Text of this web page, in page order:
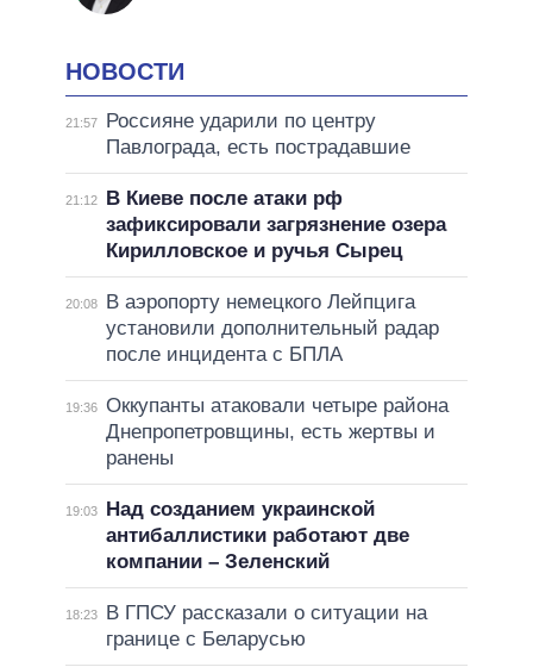
НОВОСТИ
21:57
Россияне ударили по центру
Павлограда, есть пострадавшие
21:12
В Киеве после атаки рф
зафиксировали загрязнение озера
Кирилловское и ручья Сырец
20:08
В аэропорту немецкого Лейпцига
установили дополнительный радар
после инцидента с БПЛА
19:36 Оккупанты атаковали четыре района
Днепропетровщины, есть жертвы и
ранены
19:03
Над созданием украинской
антибаллистики работают две
компании – Зеленский
18:23
В ГПСУ рассказали о ситуации на
границе с Беларусью